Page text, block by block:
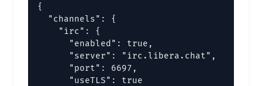
{
  "channels": {
    "irc": {
      "enabled": true,
      "server": "irc.libera.chat",
      "port": 6697,
      "useTLS": true